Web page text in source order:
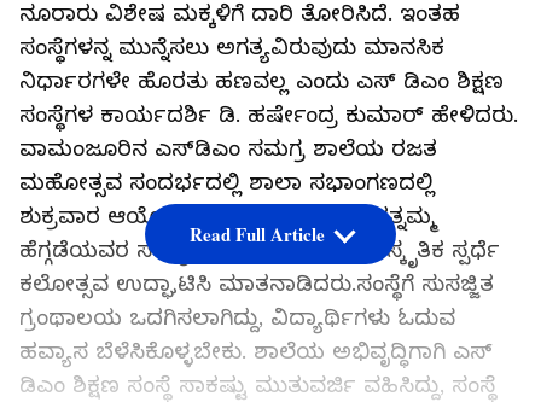
ನೂರಾರು ವಿಶೇಷ ಮಕ್ಕಳಿಗೆ ದಾರಿ ತೋರಿಸಿದೆ. ಇಂತಹ
ಸಂಸ್ಥೆಗಳನ್ನ ಮುನ್ನೆಸಲು ಅಗತ್ಯವಿರುವುದು ಮಾನಸಿಕ
ನಿರ್ಧಾರಗಳೇ ಹೊರತು ಹಣವಲ್ಲ ಎಂದು ಎಸ್ ಡಿಎಂ ಶಿಕ್ಷಣ
ಸಂಸ್ಥೆಗಳ ಕಾರ್ಯದರ್ಶಿ ಡಿ. ಹರ್ಷೇಂದ್ರ ಕುಮಾರ್ ಹೇಳಿದರು.
ವಾಮಂಜೂರಿನ ಎಸ್‌ಡಿಎಂ ಸಮಗ್ರ ಶಾಲೆಯ ರಜತ
ಮಹೋತ್ಸವ ಸಂದರ್ಭದಲ್ಲಿ ಶಾಲಾ ಸಭಾಂಗಣದಲ್ಲಿ
ಶುಕ್ರವಾರ ಆಯೋಜಿಸಲಾದ ದಿ. ಮಾತೃಶ್ರೀ ರತ್ನಮ್ಮ
ಹೆಗ್ಗಡೆಯವರ ಸಂಸ್ಮರಣಾರ್ಥ ವಾರ್ಷಿಕ ಸಾಂಸ್ಕೃತಿಕ ಸ್ಪರ್ಧೆ
ಕಲೋತ್ಸವ ಉದ್ಘಾಟಿಸಿ ಮಾತನಾಡಿದರು.ಸಂಸ್ಥೆಗೆ ಸುಸಜ್ಜಿತ
ಗ್ರಂಥಾಲಯ ಒದಗಿಸಲಾಗಿದ್ದು, ವಿದ್ಯಾರ್ಥಿಗಳು ಓದುವ
ಹವ್ಯಾಸ ಬೆಳೆಸಿಕೊಳ್ಳಬೇಕು. ಶಾಲೆಯ ಅಭಿವೃದ್ಧಿಗಾಗಿ ಎಸ್
ಡಿಎಂ ಶಿಕ್ಷಣ ಸಂಸ್ಥೆ ಸಾಕಷ್ಟು ಮುತುವರ್ಜಿ ವಹಿಸಿದ್ದು, ಸಂಸ್ಥೆ
Read Full Article